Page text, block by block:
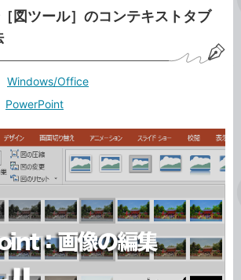
図ツール］のコンテキストタブ
Windows/Office
PowerPoint